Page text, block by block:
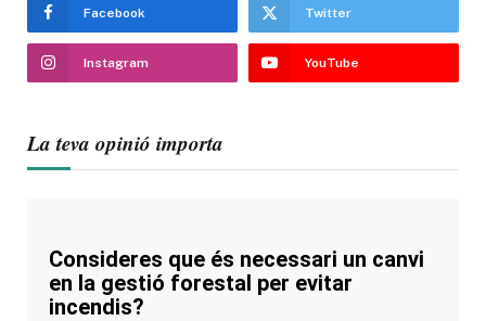
Facebook Twitter
Instagram YouTube
La teva opinió importa
Consideres que és necessari un canvi
en la gestió forestal per evitar
incendis?